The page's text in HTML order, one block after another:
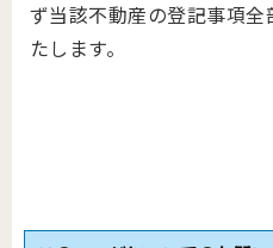
ず当該不動産の登記事項
たします。